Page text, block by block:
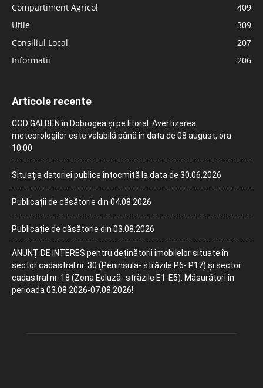
Compartiment Agricol
409
Utile
309
Consiliul Local
207
Informatii
206
Articole recente
COD GALBEN în Dobrogea și pe litoral. Avertizarea
meteorologilor este valabilă până în data de 08 august, ora
10:00
Situația datoriei publice întocmită la data de 30.06.2026
Publicații de căsătorie din 04.08.2026
Publicație de căsătorie din 03.08.2026
ANUNȚ DE INTERES pentru deținătorii imobilelor situate în
sector cadastral nr. 30 (Peninsula- străzile P6- P17) și sector
cadastral nr. 18 (Zona Ecluză- străzile E1-E5). Măsurători în
perioada 03.08.2026-07.08.2026!